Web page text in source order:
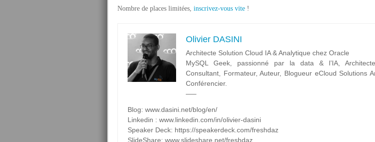
Nombre de places limitées, inscrivez-vous vite !
Olivier DASINI
Architecte Solution Cloud IA & Analytique chez Oracle
MySQL Geek, passionné par la data & l’IA,
Consultant, Formateur, Auteur, Blogueur eCloud Solutions
Conférencier.
—–
Blog: www.dasini.net/blog/en/
Linkedin : www.linkedin.com/in/olivier-dasini
Speaker Deck: https://speakerdeck.com/freshdaz
SlideShare: www.slideshare.net/freshdaz